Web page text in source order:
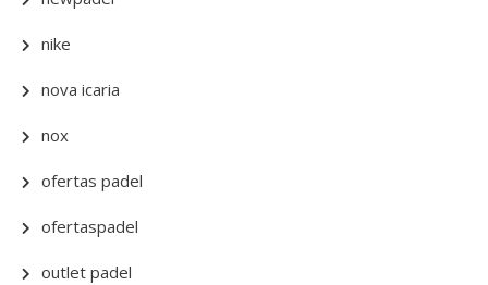
nike
nova icaria
nox
ofertas padel
ofertaspadel
outlet padel